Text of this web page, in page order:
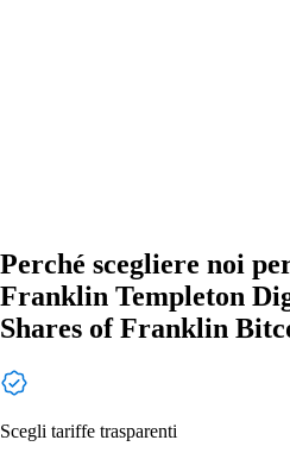
Perché scegliere noi
Franklin Templeton
Shares of Franklin
Scegli tariffe trasparenti